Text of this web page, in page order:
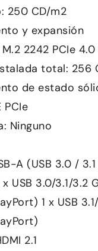
250 CD/m2
y expansión
M.2 2242 PCIe 4.0
total: 256
de estado
PCIe
Ninguno
A (USB 3.0 /
USB 3.0/3.1/3.2
1 x USB
2.1